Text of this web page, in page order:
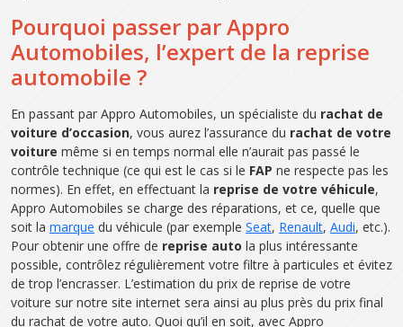
Pourquoi passer par Appro
Automobiles, l’expert de la reprise
automobile ?
En passant par Appro Automobiles, un spécialiste du rachat de
voiture d’occasion, vous aurez l’assurance du rachat de votre
voiture même si en temps normal elle n’aurait pas passé le
contrôle technique (ce qui est le cas si le FAP ne respecte pas les
normes). En effet, en effectuant la reprise de votre véhicule,
Appro Automobiles se charge des réparations, et ce, quelle que
soit la marque du véhicule (par exemple Seat, Renault, Audi, etc.).
Pour obtenir une offre de reprise auto la plus intéressante
possible, contrôlez régulièrement votre filtre à particules et évitez
de trop l’encrasser. L’estimation du prix de reprise de votre
voiture sur notre site internet sera ainsi au plus près du prix final
du rachat de votre auto. Quoi qu’il en soit, avec Appro